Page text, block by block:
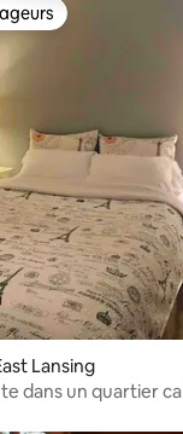
Lansing
dans un quartier